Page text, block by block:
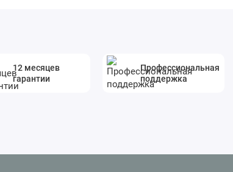
12 месяцев
гарантии
Профессиональная
поддержка